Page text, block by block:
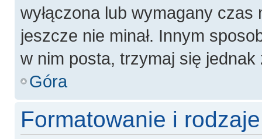
wyłączona lub wymagany
jeszcze nie minał. Innym
w nim posta, trzymaj się
Góra
Formatowanie i